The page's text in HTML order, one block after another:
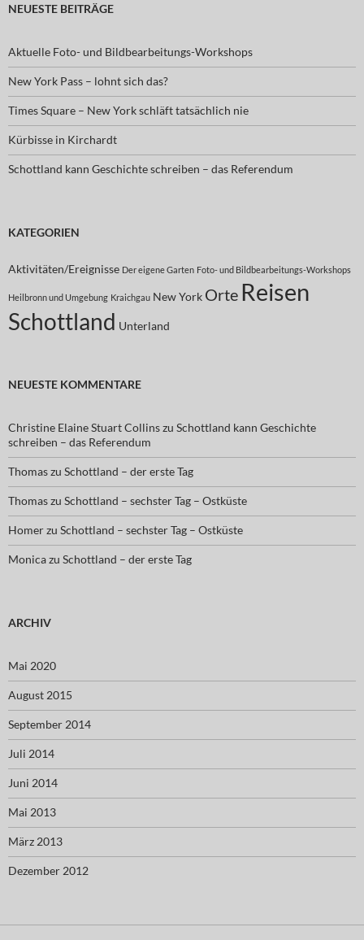
NEUESTE BEITRÄGE
Aktuelle Foto- und Bildbearbeitungs-Workshops
New York Pass – lohnt sich das?
Times Square – New York schläft tatsächlich nie
Kürbisse in Kirchardt
Schottland kann Geschichte schreiben – das Referendum
KATEGORIEN
Aktivitäten/Ereignisse Der eigene Garten Foto- und Bildbearbeitungs-Workshops
Heilbronn und Umgebung Kraichgau New York Orte Reisen
Schottland Unterland
NEUESTE KOMMENTARE
Christine Elaine Stuart Collinszu Schottland kann Geschichte
schreiben – das Referendum
Thomaszu Schottland – der erste Tag
Thomaszu Schottland – sechster Tag – Ostküste
Homerzu Schottland – sechster Tag – Ostküste
Monicazu Schottland – der erste Tag
ARCHIV
Mai 2020
August 2015
September 2014
Juli 2014
Juni 2014
Mai 2013
März 2013
Dezember 2012